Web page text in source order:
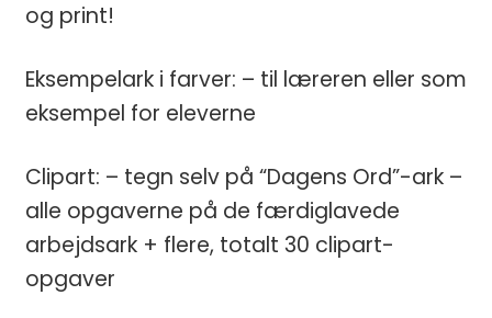
og print!
Eksempelark i farver: – til læreren eller som
eksempel for eleverne
Clipart: – tegn selv på “Dagens Ord”-ark –
alle opgaverne på de færdiglavede
arbejdsark + flere, totalt 30 clipart-
opgaver
EN GOD START PÅ
SKOLEÅRET ✏️